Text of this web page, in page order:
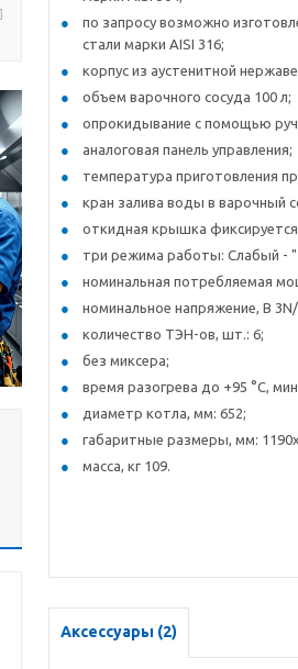
по запросу возможно
стали марки AISI 316;
корпус из аустенитной
объем варочного сосуда 100 л;
опрокидывание с помощью
аналоговая панель управления;
температура приготовления
кран залива воды в варочный
откидная крышка
три режима работы: Слабый -
номинальная потребляемая
номинальное напряжение, В 3N/
количество ТЭН-ов, шт.: 6;
без миксера;
время разогрева до +95 °C,
диаметр котла, мм: 652;
габаритные размеры, мм:
масса, кг 109.
Аксессуары (2)